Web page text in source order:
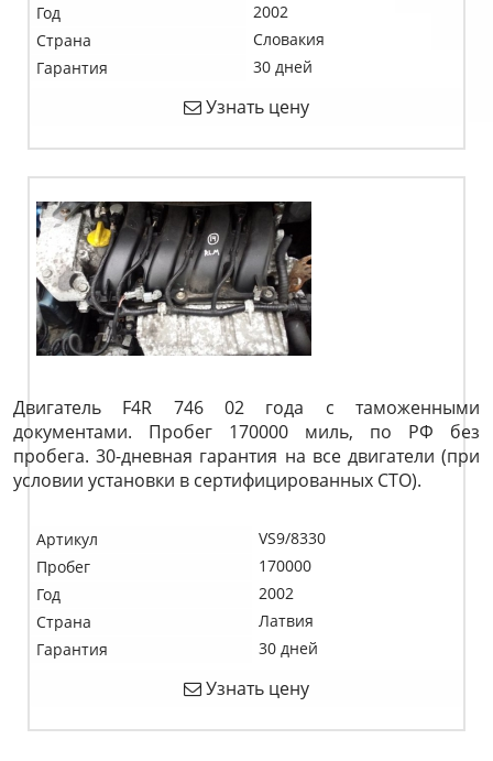
Год
2002
Страна
Словакия
Гарантия
30 дней
Узнать цену
Двигатель F4R 746 02 года с таможенными
документами. Пробег 170000 миль, по РФ без
пробега. 30-дневная гарантия на все двигатели (при
условии установки в сертифицированных СТО).
Артикул
VS9/8330
Пробег
170000
Год
2002
Страна
Латвия
Гарантия
30 дней
Узнать цену